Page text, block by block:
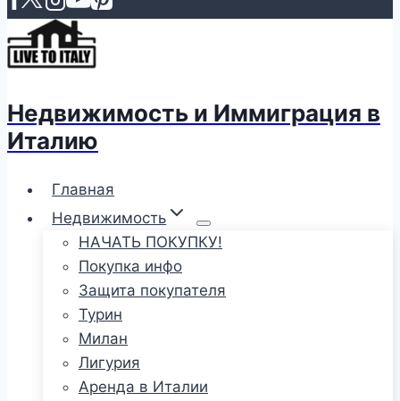
Недвижимость и Иммиграция в
Италию
Главная
Недвижимость
НАЧАТЬ ПОКУПКУ!
Покупка инфо
Защита покупателя
Турин
Милан
Лигурия
Аренда в Италии